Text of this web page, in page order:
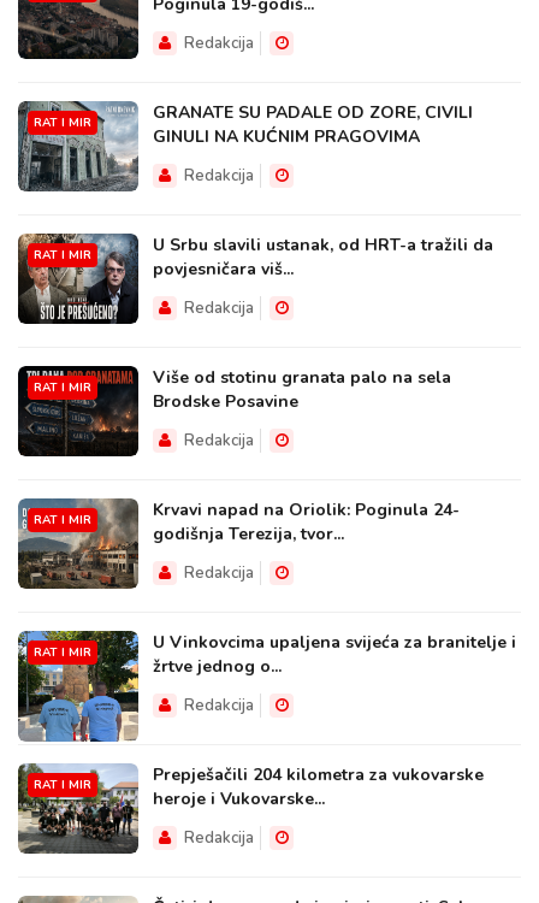
Redakcija
RAT I MIR
GRANATE SU PADALE OD ZORE, CIVILI
GINULI NA KUĆNIM PRAGOVIMA
Redakcija
RAT I MIR
U Srbu slavili ustanak, od HRT-a tražili da
povjesničara viš...
Redakcija
RAT I MIR
Više od stotinu granata palo na sela
Brodske Posavine
Redakcija
RAT I MIR
Krvavi napad na Oriolik: Poginula 24-
godišnja Terezija, tvor...
Redakcija
RAT I MIR
U Vinkovcima upaljena svijeća za branitelje i
žrtve jednog o...
Redakcija
RAT I MIR
Prepješačili 204 kilometra za vukovarske
heroje i Vukovarske...
Redakcija